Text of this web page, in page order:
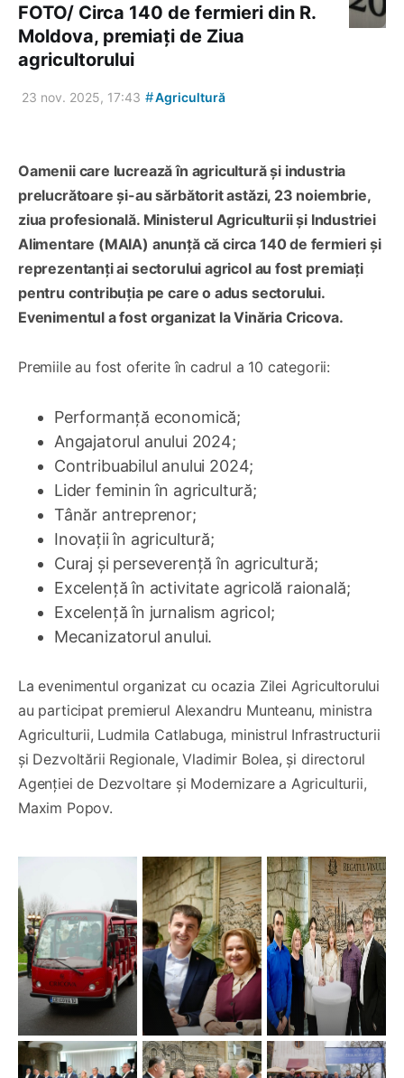
FOTO/ Circa 140 de fermieri din R.
Moldova, premiați de Ziua
agricultorului
23 nov. 2025, 17:43 #Agricultură
Oamenii care lucrează în agricultură și industria
prelucrătoare și-au sărbătorit astăzi, 23 noiembrie,
ziua profesională. Ministerul Agriculturii și Industriei
Alimentare (MAIA) anunță că circa 140 de fermieri și
reprezentanți ai sectorului agricol au fost premiați
pentru contribuția pe care o adus sectorului.
Evenimentul a fost organizat la Vinăria Cricova.
Premiile au fost oferite în cadrul a 10 categorii:
Performanță economică;
Angajatorul anului 2024;
Contribuabilul anului 2024;
Lider feminin în agricultură;
Tânăr antreprenor;
Inovații în agricultură;
Curaj și perseverență în agricultură;
Excelență în activitate agricolă raională;
Excelență în jurnalism agricol;
Mecanizatorul anului.
La evenimentul organizat cu ocazia Zilei Agricultorului
au participat premierul Alexandru Munteanu, ministra
Agriculturii, Ludmila Catlabuga, ministrul Infrastructurii
și Dezvoltării Regionale, Vladimir Bolea, și directorul
Agenției de Dezvoltare și Modernizare a Agriculturii,
Maxim Popov.